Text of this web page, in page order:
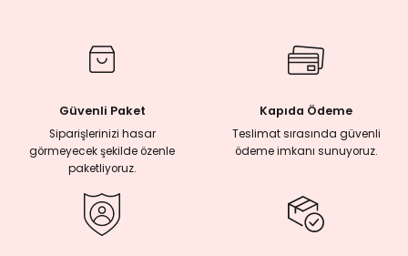
Güvenli Paket
Siparişlerinizi hasar
görmeyecek şekilde özenle
paketliyoruz.
Kapıda Ödeme
Teslimat sırasında güvenli
ödeme imkanı sunuyoruz.